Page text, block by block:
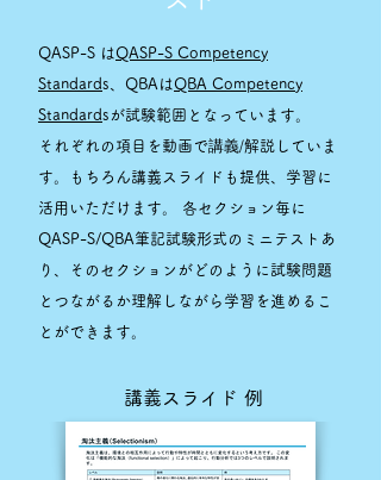
QASP-S はQASP-S Competency
Standards、QBAはQBA Competency
Standardsが試験範囲となっています。
それぞれの項目を動画で講義/解説していま
す。もちろん講義スライドも提供、学習に
活用いただけます。 各セクション毎に
QASP-S/QBA筆記試験形式のミニテストあ
り、そのセクションがどのように試験問題
とつながるか理解しながら学習を進めるこ
とができます。
講義スライド 例